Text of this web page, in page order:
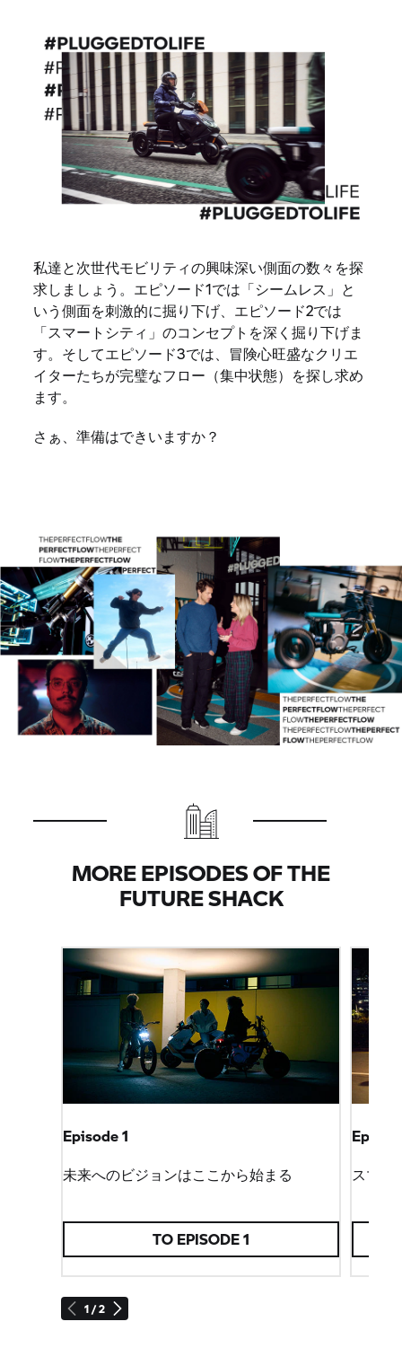
私達と次世代モビリティの興味深い側面の数々を探
求しましょう。エピソード1では「シームレス」と
いう側面を刺激的に掘り下げ、エピソード2では
「スマートシティ」のコンセプトを深く掘り下げま
す。そしてエピソード3では、冒険心旺盛なクリエ
イターたちが完璧なフロー（集中状態）を探し求め
ます。
さぁ、準備はできいますか？
MORE EPISODES OF THE
FUTURE SHACK
1 / 2
Episode 1
未来へのビジョンはここから始まる
TO EPISODE 1
スマー